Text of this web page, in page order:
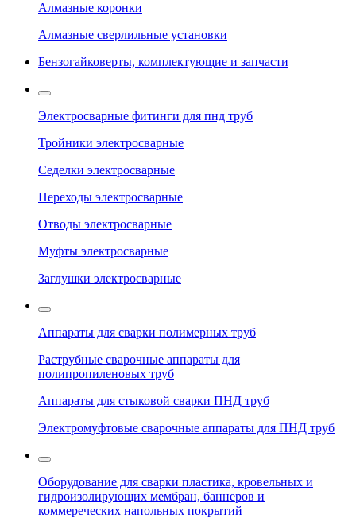
Алмазные коронки
Алмазные сверлильные установки
Бензогайковерты, комплектующие и запчасти
Электросварные фитинги для пнд труб
Тройники электросварные
Седелки электросварные
Переходы электросварные
Отводы электросварные
Муфты электросварные
Заглушки электросварные
Аппараты для сварки полимерных труб
Раструбные сварочные аппараты для
полипропиленовых труб
Аппараты для стыковой сварки ПНД труб
Электромуфтовые сварочные аппараты для ПНД труб
Оборудование для сварки пластика, кровельных и
гидроизолирующих мембран, баннеров и
коммереческих напольных покрытий